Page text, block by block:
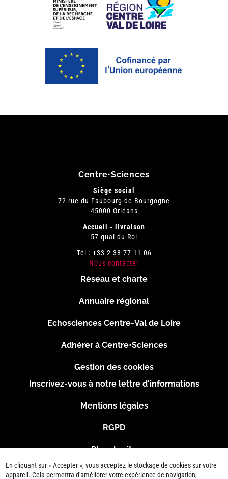
Centre•Sciences
Siège social
72 rue du Faubourg de Bourgogne
45000 Orléans
Accueil - livraison
57 quai du Roi
Tél : +33 2 38 77 11 06
Nous contacter
page
Réseau et charte
Annuaire régional
Echosciences Centre-Val de Loire
Adhérer à Centre•Sciences
Gestion des cookies
Inscrivez-vous à notre lettre d'informations
Mentions légales
RGPD
Plan du site
Connexion
En cliquant sur « Accepter », vous acceptez le stockage de cookies sur votre
appareil. Cela permettra d'améliorer votre expérience de navigation,